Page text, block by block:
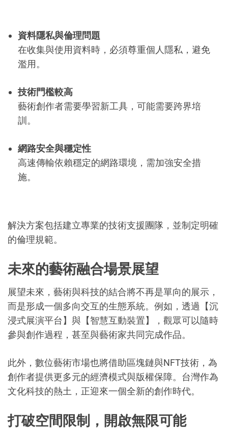
資料隱私與倫理問題
在收集與使用資料時，必須尊重個人隱私，避免
濫用。
技術門檻較高
藝術創作者需要學習新工具，可能需要跨界培
訓。
網路安全與穩定性
高速傳輸依賴穩定的網路環境，需加強安全措
施。
解決方案包括建立專業的技術支援團隊，並制定明確
的倫理規範。
未來的藝術融合場景展望
展望未來，藝術與科技的結合將不再是單向的展示，
而是形成一個多向交互的生態系統。例如，透過【沉
浸式展演平台】與【智慧互動裝置】，觀眾可以隨時
參與創作過程，甚至與藝術家共同完成作品。
此外，數位藝術市場也將借助區塊鏈與NFT技術，為
創作者提供更多元的經濟模式與版權保障。台灣作為
文化科技的熱土，正迎來一個全新的創作時代。
打破空間限制，開啟無限可能